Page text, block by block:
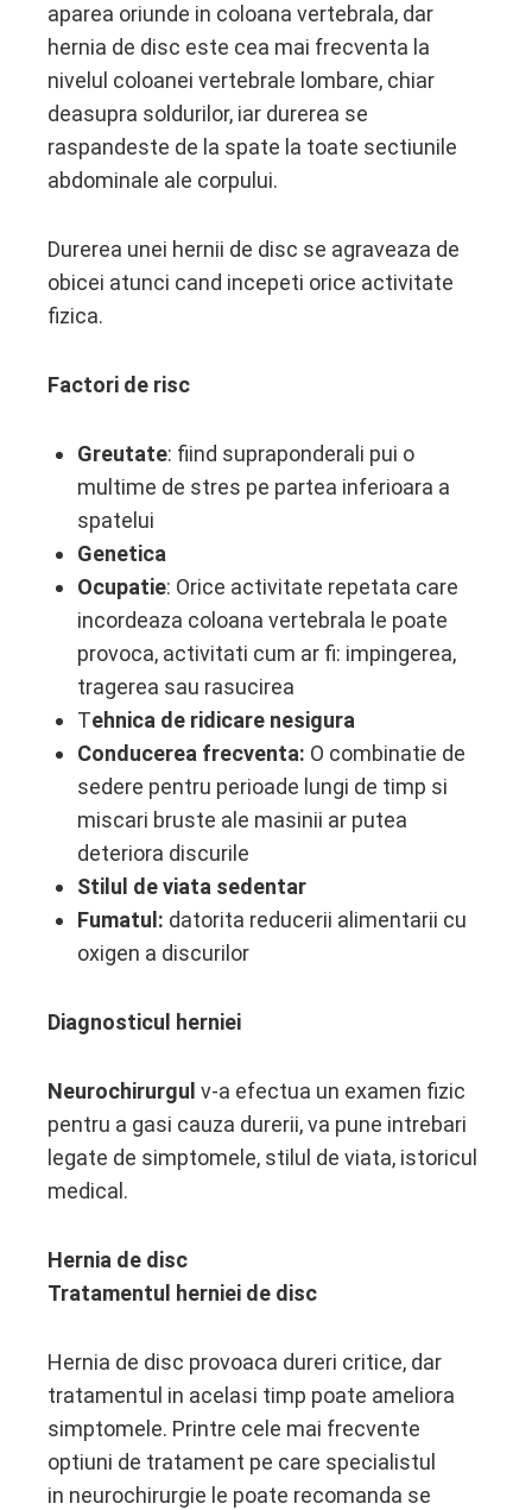
aparea oriunde in coloana vertebrala, dar
hernia de disc este cea mai frecventa la
nivelul coloanei vertebrale lombare, chiar
deasupra soldurilor, iar durerea se
raspandeste de la spate la toate sectiunile
abdominale ale corpului.
Durerea unei hernii de disc se agraveaza de
obicei atunci cand incepeti orice activitate
fizica.
Factori de risc
Greutate: fiind supraponderali pui o
multime de stres pe partea inferioara a
spatelui
Genetica
Ocupatie: Orice activitate repetata care
incordeaza coloana vertebrala le poate
provoca, activitati cum ar fi: impingerea,
tragerea sau rasucirea
Tehnica de ridicare nesigura
Conducerea frecventa: O combinatie de
sedere pentru perioade lungi de timp si
miscari bruste ale masinii ar putea
deteriora discurile
Stilul de viata sedentar
Fumatul: datorita reducerii alimentarii cu
oxigen a discurilor
Diagnosticul herniei
Neurochirurgul v-a efectua un examen fizic
pentru a gasi cauza durerii, va pune intrebari
legate de simptomele, stilul de viata, istoricul
medical.
Hernia de disc
Tratamentul herniei de disc
Hernia de disc provoaca dureri critice, dar
tratamentul in acelasi timp poate ameliora
simptomele. Printre cele mai frecvente
optiuni de tratament pe care specialistul
in neurochirurgie le poate recomanda se